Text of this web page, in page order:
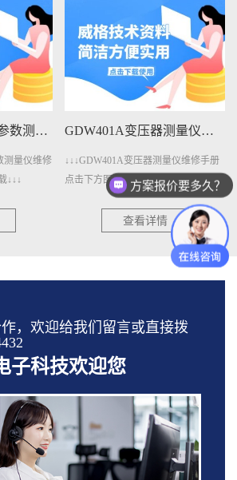
GDW1206A直流电参数测量仪维修手册下载
测量仪维修
↓↓↓
GDW401A变压器测量仪维修手册下载
↓↓↓GDW401A变压器测量仪维修手册
点击下方图片即可下载↓↓↓
查看详情
，欢迎给我们留言或直接拨
子科技欢迎您
方案报价要多久？